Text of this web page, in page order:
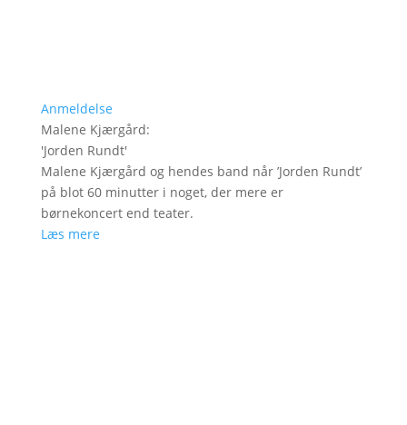
Anmeldelse
Malene Kjærgård:
'Jorden Rundt'
Malene Kjærgård og hendes band når ’Jorden Rundt’
på blot 60 minutter i noget, der mere er
børnekoncert end teater.
Læs mere